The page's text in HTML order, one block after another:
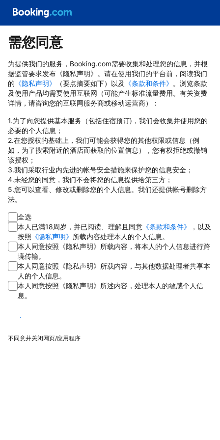
需您同意
为提供我们的服务，Booking.com需要收集和处理您的信息，并根
据监管要求发布《隐私声明》。请在使用我们的平台前，阅读我们
的 《隐私声明》 （要点摘要如下）以及 《条款和条件》 。浏览条款
及使用产品均需要使用互联网（可能产生标准流量费用。有关资费
详情，请咨询您的互联网服务商或移动运营商）：
1.为了向您提供基本服务（包括住宿预订)，我们会收集并使用您的
必要的个人信息；
2.在您授权的基础上，我们可能会获得您的其他权限或信息（例
如，为了搜索附近的酒店而获取的位置信息），您有权拒绝或撤销
该授权；
3.我们采取行业内先进的帐号安全措施来保护您的信息安全；
4.未经您的同意，我们不会将您的信息提供给第三方；
5.您可以查看、修改或删除您的个人信息。我们还提供帐号删除方
法。
全选
本人已满18周岁，并已阅读、理解且同意 《条款和条件》
，以及
按照 《隐私声明》 所载内容处理本人的个人信息。
本人同意按照《隐私声明》所载内容，将本人的个人信息进行跨
境传输。
本人同意按照《隐私声明》所载内容，与其他数据处理者共享本
人的个人信息。
本人同意按照《隐私声明》所述内容，处理本人的敏感个人信
息。
同意
不同意并关闭网页/应用程序